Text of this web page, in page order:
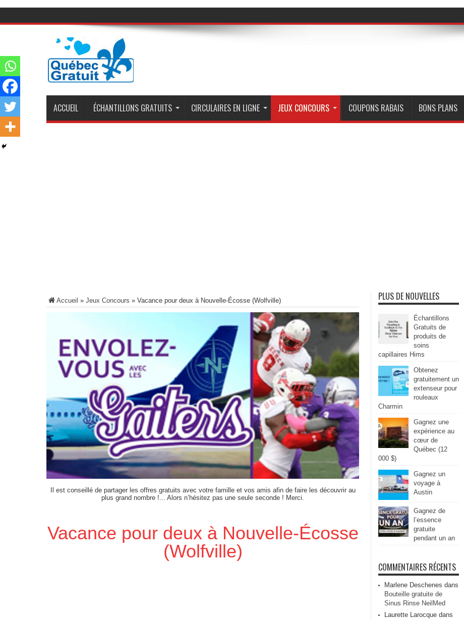
ACCUEIL ÉCHANTILLONS GRATUITS CIRCULAIRES EN LIGNE JEUX CONCOURS COUPONS RABAIS BONS PLANS
Accueil » Jeux Concours » Vacance pour deux à Nouvelle-Écosse (Wolfville)
Il est conseillé de partager les offres gratuits avec votre famille et vos amis afin de faire les découvrir au
plus grand nombre !... Alors n’hésitez pas une seule seconde ! Merci.
Vacance pour deux à Nouvelle-Écosse
(Wolfville)
PLUS DE NOUVELLES
Échantillons
Gratuits de
produits de
soins
capillaires Hims
Obtenez
gratuitement un
extenseur pour
rouleaux
Charmin
Gagnez une
expérience au
cœur de
Québec (12
000 $)
Gagnez un
voyage à
Austin
Gagnez de
l’essence
gratuite
pendant un an
COMMENTAIRES RÉCENTS
Marlene Deschenes dans
Bouteille gratuite de
Sinus Rinse NeilMed
Laurette Larocque dans